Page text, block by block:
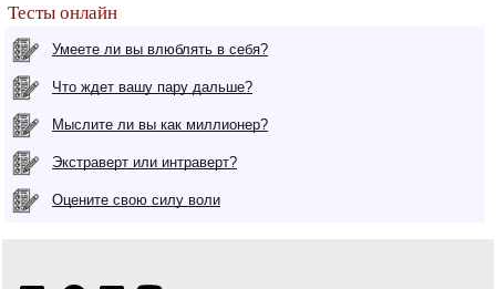
Тесты онлайн
Умеете ли вы влюблять в себя?
Что ждет вашу пару дальше?
Мыслите ли вы как миллионер?
Экстраверт или интраверт?
Оцените свою силу воли